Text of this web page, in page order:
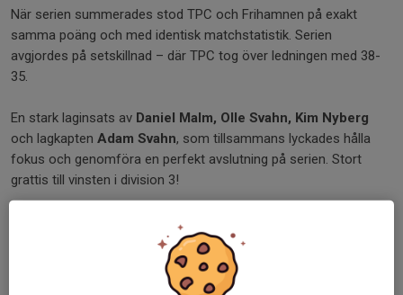
När serien summerades stod TPC och Frihamnen på exakt
samma poäng och med identisk matchstatistik. Serien
avgjordes på setskillnad – där TPC tog över ledningen med 38-
35.
En stark laginsats av Daniel Malm, Olle Svahn, Kim Nyberg
och lagkapten Adam Svahn, som tillsammans lyckades hålla
fokus och genomföra en perfekt avslutning på serien. Stort
grattis till vinsten i division 3!
----------------------------------------------------------------------
Nu på lördag väntar äntligen kvalet, där Trestad Padel Club